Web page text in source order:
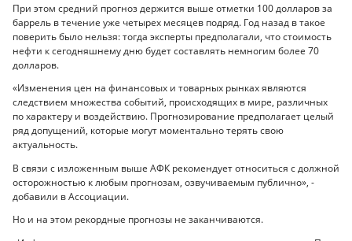
При этом средний прогноз держится выше отметки 100 долларов за
баррель в течение уже четырех месяцев подряд. Год назад в такое
поверить было нельзя: тогда эксперты предполагали, что стоимость
нефти к сегодняшнему дню будет составлять немногим более 70
долларов.
«Изменения цен на финансовых и товарных рынках являются
следствием множества событий, происходящих в мире, различных
по характеру и воздействию. Прогнозирование предполагает целый
ряд допущений, которые могут моментально терять свою
актуальность.
В связи с изложенным выше АФК рекомендует относиться с должной
осторожностью к любым прогнозам, озвучиваемым публично», -
добавили в Ассоциации.
Но и на этом рекордные прогнозы не заканчиваются.